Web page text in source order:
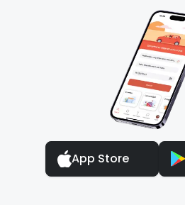
App Store